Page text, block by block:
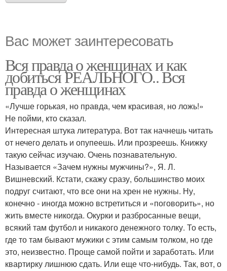
Вас может заинтересовать
Вся правда о женщинах и как
добиться РЕАЛЬНОГО.. Вся
правда о женщинах
«Лучше горькая, но правда, чем красивая, но ложь!»
Не пойми, кто сказал.
Интересная штука литература. Вот так начнешь читать
от нечего делать и опупеешь. Или прозреешь. Книжку
такую сейчас изучаю. Очень познавательную.
Называется «Зачем нужны мужчины?», Я. Л.
Вишневский. Кстати, скажу сразу, большинство моих
подруг считают, что все они на хрен не нужны. Ну,
конечно - иногда можно встретиться и «поговорить», но
жить вместе никогда. Окурки и разбросанные вещи,
всякий там футбол и никакого денежного толку. То есть,
где то там бывают мужики с этим самым толком, но где
это, неизвестно. Проще самой пойти и заработать. Или
квартирку лишнюю сдать. Или еще что-нибудь. Так, вот, о